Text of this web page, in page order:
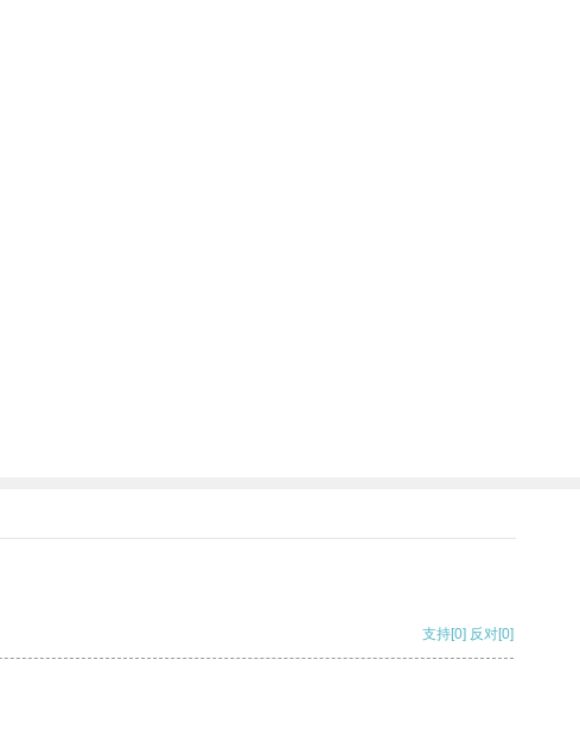
支持[0] 反对[0]